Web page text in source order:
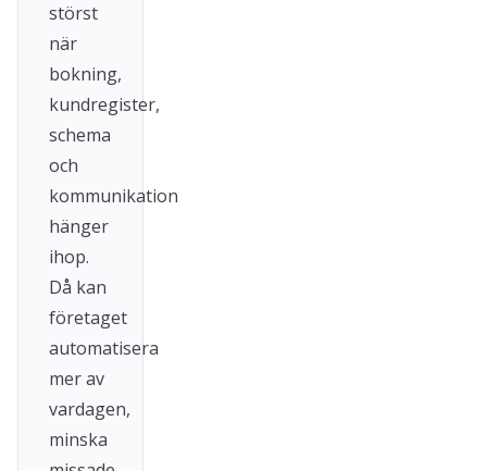
störst
när
bokning,
kundregister,
schema
och
kommunikation
hänger
ihop.
Då kan
företaget
automatisera
mer av
vardagen,
minska